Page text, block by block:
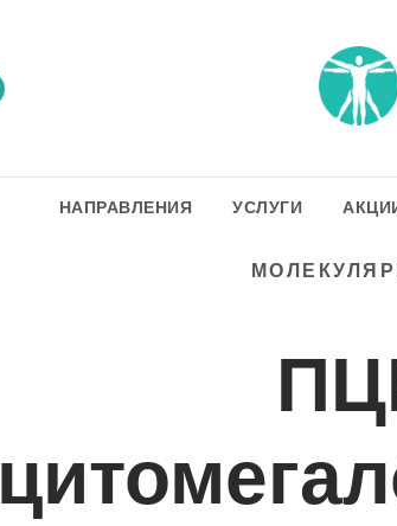
НАПРАВЛЕНИЯ УСЛУГИ